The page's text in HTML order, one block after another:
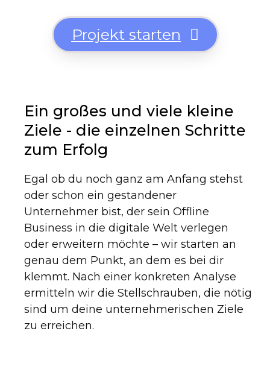
Projekt starten
Ein großes und viele kleine
Ziele - die einzelnen Schritte
zum Erfolg
Egal ob du noch ganz am Anfang stehst
oder schon ein gestandener
Unternehmer bist, der sein Offline
Business in die digitale Welt verlegen
oder erweitern möchte – wir starten an
genau dem Punkt, an dem es bei dir
klemmt. Nach einer konkreten Analyse
ermitteln wir die Stellschrauben, die nötig
sind um deine unternehmerischen Ziele
zu erreichen.